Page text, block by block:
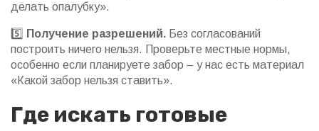
делать опалубку».
5️⃣ Получение разрешений. Без согласований
построить ничего нельзя. Проверьте местные нормы,
особенно если планируете забор – у нас есть материал
«Какой забор нельзя ставить».
Где искать готовые